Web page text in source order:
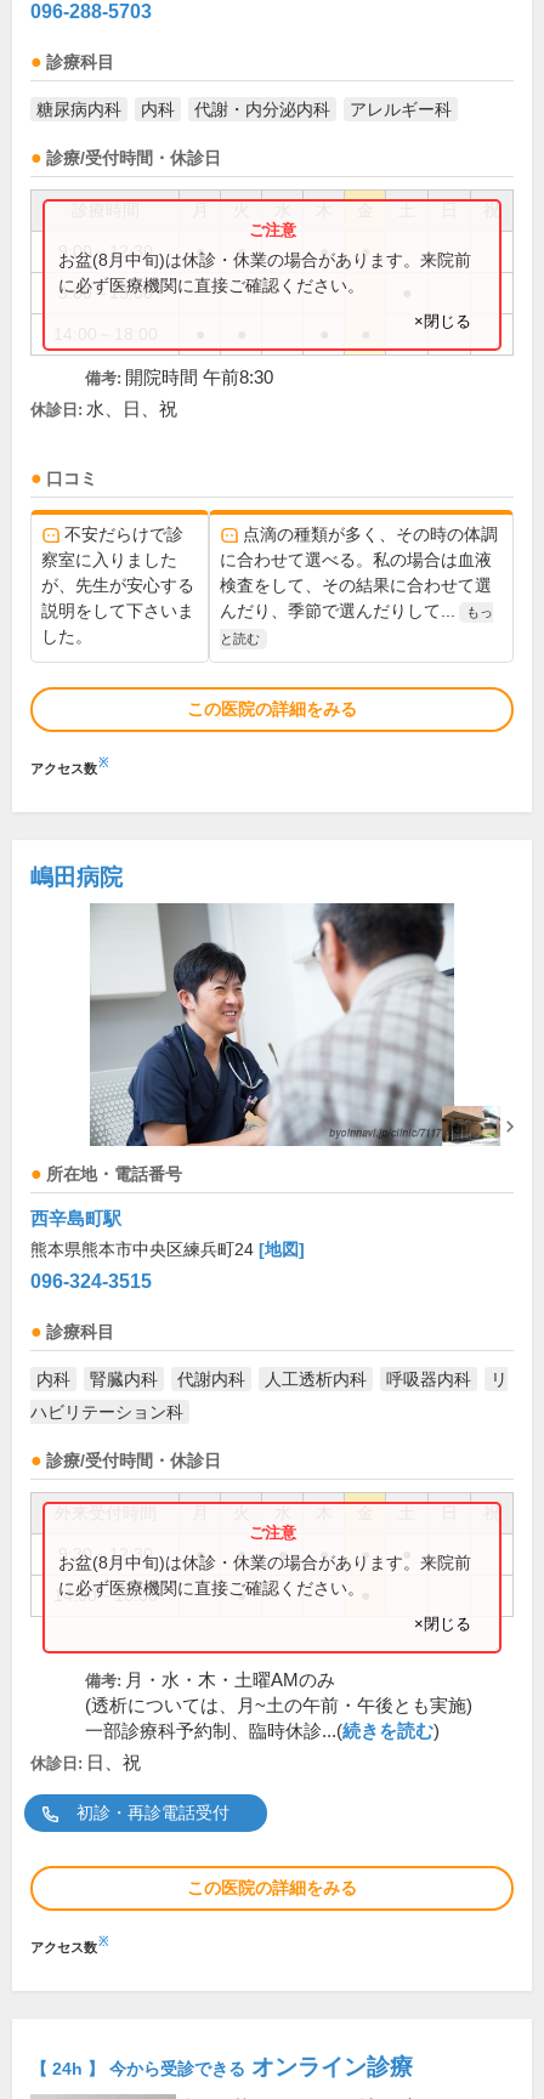
096-288-5703
診療科目
糖尿病内科 内科 代謝・内分泌内科 アレルギー科
診療/受付時間・休診日
祝
9:00～12:30 ● ● ● ●
9:00～13:00
お盆(8月中旬)は休診・休業の場合があります。来院前
に必ず医療機関に直接ご確認ください。
×閉じる
備考: 開院時間 午前8:30
休診日: 水、日、祝
口コミ
不安だらけで診
察室に入りました
が、先生が安心する
説明をして下さいま
した。
点滴の種類が多く、その時の体調
に合わせて選べる。私の場合は血液
検査をして、その結果に合わせて選
んだり、季節で選んだりして...
もっ
と読む
この医院の詳細をみる
アクセス数※
嶋田病院
所在地・電話番号
西辛島町駅
熊本県熊本市中央区練兵町24 [地図]
096-324-3515
診療科目
内科 腎臓内科 代謝内科 人工透析内科 呼吸器内科
リ
ハビリテーション科
診療/受付時間・休診日
祝
9:30～12:30 ● ● ● ● ●
14:00～16:00 ●
お盆(8月中旬)は休診・休業の場合があります。来院前
に必ず医療機関に直接ご確認ください。
×閉じる
備考: 月・水・木・土曜AMのみ
(透析については、月~土の午前・午後とも実施)
一部診療科予約制、臨時休診...(続きを読む)
休診日: 日、祝
初診・再診電話受付
この医院の詳細をみる
アクセス数※
【 24h 】 今から受診できる オンライン診療